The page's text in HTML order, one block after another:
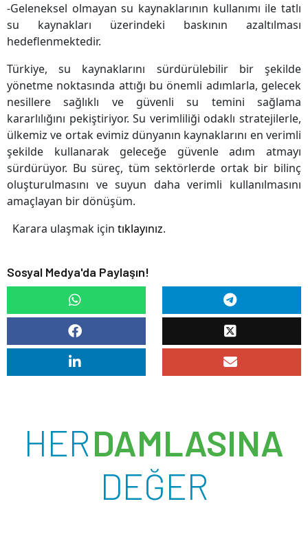
-Geleneksel olmayan su kaynaklarının kullanımı ile tatlı
su kaynakları üzerindeki baskının azaltılması
hedeflenmektedir.
Türkiye, su kaynaklarını sürdürülebilir bir şekilde
yönetme noktasında attığı bu önemli adımlarla, gelecek
nesillere sağlıklı ve güvenli su temini sağlama
kararlılığını pekiştiriyor. Su verimliliği odaklı stratejilerle,
ülkemiz ve ortak evimiz dünyanın kaynaklarını en verimli
şekilde kullanarak geleceğe güvenle adım atmayı
sürdürüyor. Bu süreç, tüm sektörlerde ortak bir bilinç
oluşturulmasını ve suyun daha verimli kullanılmasını
amaçlayan bir dönüşüm.
Karara ulaşmak için tıklayınız.
Sosyal Medya'da Paylaşın!
HERDAMLASINA
DEĞER